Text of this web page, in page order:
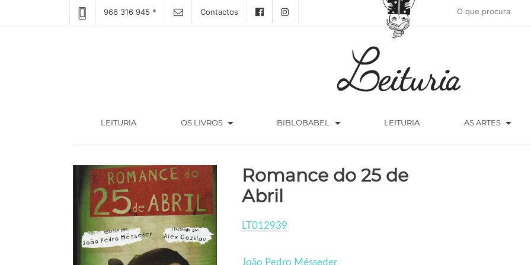
966 316 945 * Contactos
LEITURIA(CURRENT) OS LIVROS arrow_drop_down BIBLOBABEL arrow_drop_down LEITURIA AS ARTES arrow_drop_down
Romance do 25 de
Abril
LT012939
João Pedro Mésseder